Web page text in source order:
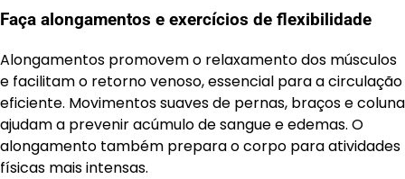
Faça alongamentos e exercícios de flexibilidade
Alongamentos promovem o relaxamento dos músculos
e facilitam o retorno venoso, essencial para a circulação
eficiente. Movimentos suaves de pernas, braços e coluna
ajudam a prevenir acúmulo de sangue e edemas. O
alongamento também prepara o corpo para atividades
físicas mais intensas.